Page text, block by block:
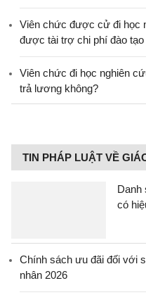
Viên chức được cử đi học
được tài trợ chi phí đào tạo
Viên chức đi học nghiên
trả lương không?
TIN PHÁP LUẬT VỀ
Danh
có
Chính sách ưu đãi đối với
nhân 2026